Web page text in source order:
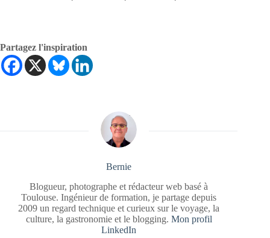
Partagez l'inspiration
Bernie
Blogueur, photographe et rédacteur web basé à
Toulouse. Ingénieur de formation, je partage depuis
2009 un regard technique et curieux sur le voyage, la
culture, la gastronomie et le blogging. Mon profil
LinkedIn